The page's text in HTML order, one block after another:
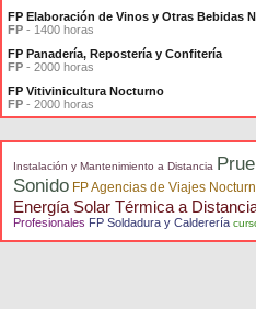
FP Elaboración de Vinos y Otras Bebidas
FP - 1400 horas
FP Panadería, Repostería y Confitería
FP - 2000 horas
FP Vitivinicultura Nocturno
FP - 2000 horas
Instalación y Mantenimiento a Distancia
Sonido FP Agencias de Viajes
Energía Solar Térmica a
Profesionales FP Soldadura y Calderería